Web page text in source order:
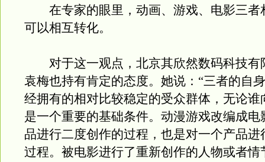
在专家的眼里，动画、游戏、电影三者
可以相互转化。
对于这一观点，北京其欣然数码科技有
袁梅也持有肯定的态度。她说：“三者的自
经拥有的相对比较稳定的受众群体，无论谁
是一个重要的基础条件。动漫游戏改编成电
品进行二度创作的过程，也是对一个产品进
过程。被电影进行了重新创作的人物或者情